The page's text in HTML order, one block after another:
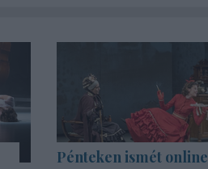
Pénteken ismét online